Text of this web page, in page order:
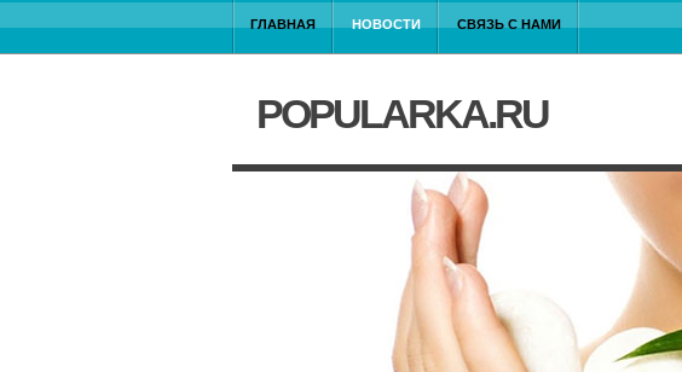
ГЛАВНАЯ НОВОСТИ СВЯЗЬ С НАМИ
POPULARKA.RU